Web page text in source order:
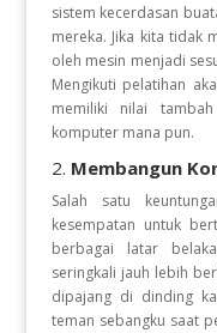
sistem kecerdasan
mereka. Jika kita tidak
oleh mesin menjadi
Mengikuti pelatihan
memiliki nilai
komputer mana pun.
2. Membangun
Salah satu
kesempatan untuk
berbagai latar
seringkali jauh lebih
dipajang di dinding
teman sebangku saat